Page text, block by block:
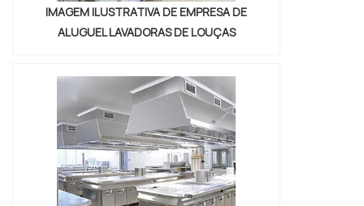
IMAGEM ILUSTRATIVA DE EMPRESA DE
ALUGUEL LAVADORAS DE LOUÇAS